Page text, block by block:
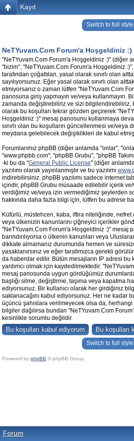
Kayıt
Switch to full style
NeTYuvam.Com Forum'a Hoşgeldiniz :)
"NeTYuvam.Com Forum'a Hoşgeldiniz :)" (diğer
"bizim", "NeTYuvam.Com Forum'a Hoşgeldiniz
tarafından çoğaltılan, yasal olarak sınırlı olan
sayılıyorsunuz. Eğer yasal olarak sınırlı olan
etmiyorsanız o zaman lütfen "NeTYuvam.Com
panosuna giriş yapmayın ve/veya kullanmayın.
zamanda değiştirebiliriz ve sizi bilgilendirebiliriz,
olarak bu koşulları tekrar gözden geçirerek
Hoşgeldiniz :)" mesaj panosunu kullanmaya
sınırlı olan bu koşulların güncellenmesi ve/veya
meydana gelebilecek değişiklikleri de kabul etmiş
Forumlarımız phpBB (diğer anlamda "onlar",
"www.phpbb.com", "phpBB Grubu", "phpBB
-ki bu da "General Public License" (diğer
yazılımı olarak yayınlanmıştır ve bu yazılımı
indirebilirsiniz. phpBB yazılımı sadece internet
içindir, phpBB Grubu müsaade edilebilir içerik
verdiğimiz ve/veya izin vermediğimiz şeylerden
hakkında daha fazla bilgi için, lütfen bu adrese
Küfürlü, müstehcen, kaba, iftira niteliğinde,
veya ülkenizin kanunlarını çiğneyici içerikler
"NeTYuvam.Com Forum'a Hoşgeldiniz :)" mesaj
barındırılıyorsa o ülkenin kanunları veya
dikkate almamanız durumunda hemen ve
yasaklanırsınız ve eğer tarafımızca gerekli
da haberdar edilir. Bütün mesajların IP adresi bu
yardımcı olmak için kaydedilmektedir.
mesaj panosunda uygun gördüğümüz
başlığı silme, değiştirme, taşıma veya kapatma
ediyorsunuz. Bir kullanıcı olarak her girdiğiniz
saklanacağını kabul ediyorsunuz. Her ne kadar
üçüncü şahıslara verilmeyecek olsa da, herhangi
bilgiler dağılırsa bundan "NeTYuvam.Com
kesinlikle sorumlu değildir.
Switch to full style
Powered by phpBB © phpBB Group.
Forum